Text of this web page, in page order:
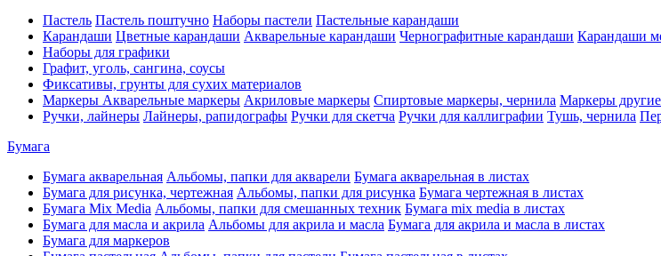
Пастель Пастель поштучно Наборы пастели Пастельные карандаши
Карандаши Цветные карандаши Акварельные карандаши Чернографитные карандаши Карандаши
Наборы для графики
Графит, уголь, сангина, соусы
Фиксативы, грунты для сухих материалов
Маркеры Акварельные маркеры Акриловые маркеры Спиртовые маркеры, чернила Маркеры другие
Ручки, лайнеры Лайнеры, рапидографы Ручки для скетча Ручки для каллиграфии Тушь, чернила
Бумага
Бумага акварельная Альбомы, папки для акварели Бумага акварельная в листах
Бумага для рисунка, чертежная Альбомы, папки для рисунка Бумага чертежная в листах
Бумага Mix Media Альбомы, папки для смешанных техник Бумага mix media в листах
Бумага для масла и акрила Альбомы для акрила и масла Бумага для акрила и масла в листах
Бумага для маркеров